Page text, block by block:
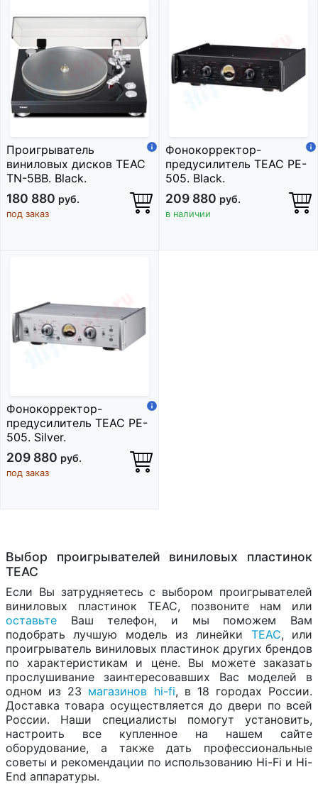
Проигрыватель
виниловых дисков TEAC
TN-5BB. Black.
180 880 руб.
под заказ
Фонокорректор-
предусилитель TEAC PE-
505. Black.
209 880 руб.
в наличии
Фонокорректор-
предусилитель TEAC PE-
505. Silver.
209 880 руб.
под заказ
Выбор проигрывателей виниловых пластинок
TEAC
Если Вы затрудняетесь с выбором проигрывателей
виниловых пластинок TEAC, позвоните нам или
оставьте Ваш телефон, и мы поможем Вам
подобрать лучшую модель из линейки TEAC, или
проигрыватель виниловых пластинок других брендов
по характеристикам и цене. Вы можете заказать
прослушивание заинтересовавших Вас моделей в
одном из 23 магазинов hi-fi, в 18 городах России.
Доставка товара осуществляется до двери по всей
России. Наши специалисты помогут установить,
настроить все купленное на нашем сайте
оборудование, а также дать профессиональные
советы и рекомендации по использованию Hi-Fi и Hi-
End аппаратуры.